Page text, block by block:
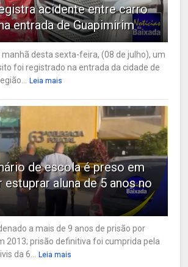
acidente entre carro
entrada de Guapimirim
manhã desta sexta-feira, (08 de julho), um
foi registrado na entrada da cidade de
Leia mais
de escola é preso em
estuprar aluna de 5 anos no
a mais de 9 anos de prisão por
2013; prisão definitiva foi cumprida pela
da 6...
Leia mais